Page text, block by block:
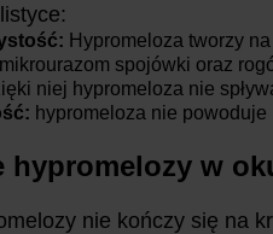
Hypromeloza tworzy
spojówki oraz
niej hypromeloza nie
hypromeloza nie
hypromelozy w
nie kończy się na